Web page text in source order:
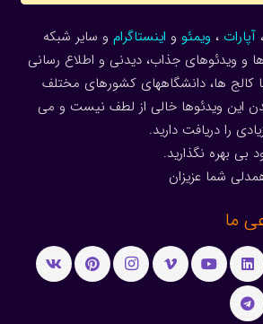
، آپارات ، ویمئو و اینستاگرام و سایر شبکه
و ویدئوهای جذاب، دیدنی و اطلاع رسانی
کالج ها، دانشگاههای کشورهای مختلف
این ویدئوها خالی از لطف نیست و می
را دریافت دارید.
بی بهره نگذارید.
شما عزیزان
ما